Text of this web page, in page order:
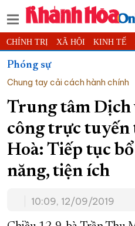
CHÍNH TRỊ XÃ HỘI KINH TẾ
THỂ THAO
KHOA HỌC - CÔNG NGHỆ PHÁP
THẾ GIỚI MULTIMEDIA VIDEO
PODCAST THÔNG TIN - QUẢNG
QUY HOẠCH TỈNH KHÁNH HÒA
TRƯỜNG SA BIỂN ĐẢO QUÊ
CHUNG TAY CẢI CÁCH HÀNH
XÂY DỰNG NÔNG THÔN MỚI
TÀU - XE - MÁY BAY
Phóng sự
Chung tay cải cách hành chính
Trung tâm Dịch
công trực
Hoà: Tiếp tục
năng, tiện ích
10:09, 12/09/2019